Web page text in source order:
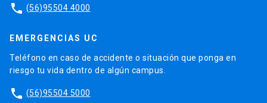
phone (56)95504 4000
EMERGENCIAS UC
Teléfono en caso de accidente o situación que ponga en
riesgo tu vida dentro de algún campus.
phone (56)95504 5000